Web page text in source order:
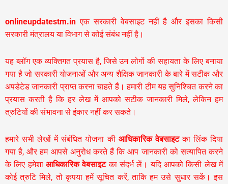
onlineupdatestm.in एक सरकारी वेबसाइट नहीं है और इसका किसी
सरकारी मंत्रालय या विभाग से कोई संबंध नहीं है।
यह ब्लॉग एक व्यक्तिगत प्रयास है, जिसे उन लोगों की सहायता के लिए बनाया
गया है जो सरकारी योजनाओं और अन्य शैक्षिक जानकारी के बारे में सटीक और
अपडेटेड जानकारी प्राप्त करना चाहते हैं। हमारी टीम यह सुनिश्चित करने का
प्रयास करती है कि हर लेख में आपको सटीक जानकारी मिले, लेकिन हम
त्रुटियों की संभावना से इंकार नहीं कर सकते।
हमारे सभी लेखों में संबंधित योजना की आधिकारिक वेबसाइटका लिंक दिया
गया है, और हम आपसे अनुरोध करते हैं कि आप जानकारी को सत्यापित करने
के लिए हमेशा आधिकारिक वेबसाइटका संदर्भ लें। यदि आपको किसी लेख में
कोई त्रुटि मिले, तो कृपया हमें सूचित करें, ताकि हम उसे सुधार सकें। इस